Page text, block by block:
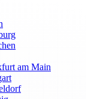
am Main